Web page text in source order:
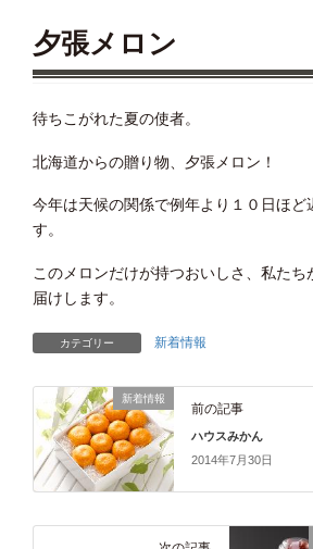
夕張メロン
待ちこがれた夏の使者。
北海道からの贈り物、夕張メロン！
今年は天候の関係で例年より１０日ほど
す。
このメロンだけが持つおいしさ、私たち
届けします。
カテゴリー 新着情報
新着情報
前の記事
ハウスみかん
2014年7月30日